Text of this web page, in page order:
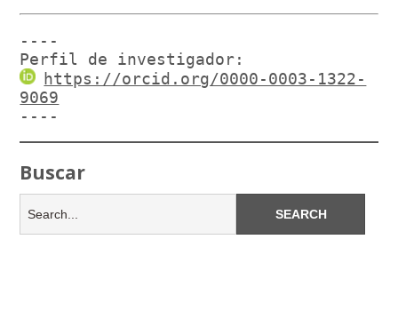
----
Perfil de investigador:
https://orcid.org/0000-0003-1322-
9069
----
Buscar